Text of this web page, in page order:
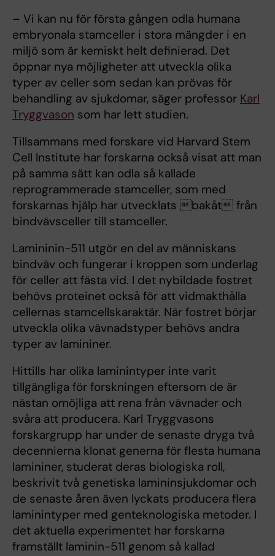
– Vi kan nu för första gången odla humana
embryonala stamceller i stora mängder i en
miljö som är kemiskt helt definierad. Det
öppnar nya möjligheter att utveckla olika
typer av celler som sedan kan prövas för
behandling av sjukdomar, säger professor Karl
Tryggvason som har lett studien.
Tillsammans med forskare vid Harvard Stem
Cell Institute har forskarna också visat att man
på samma sätt kan odla så kallade
reprogrammerade stamceller, som med
forskarnas hjälp har utvecklats bakåt från
bindvävsceller till stamceller.
Lamininin-511 utgör en del av människans
bindväv och fungerar i kroppen som underlag
för celler att fästa vid. I det nybildade fostret
behövs proteinet också för att vidmakthålla
cellernas stamcellskaraktär. När fostret börjar
utveckla olika vävnadstyper behövs andra
typer av lamininer.
Hittills har olika laminintyper inte varit
tillgängliga för forskningen eftersom de är
nästan omöjliga att rena från vävnader och
svåra att producera. Karl Tryggvasons
forskargrupp har under de senaste dryga två
decennierna klonat generna för flesta humana
lamininer, studerat deras biologiska roll,
beskrivit två genetiska lamininsjukdomar och
de senaste åren även lyckats producera flera
laminintyper med genteknologiska metoder. I
det aktuella experimentet har forskarna
framställt laminin-511 genom så kallad